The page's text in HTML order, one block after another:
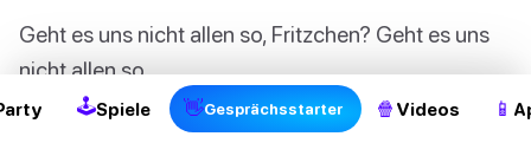
Geht es uns nicht allen so, Fritzchen? Geht es uns
nicht allen so.
🕹Spiele 👋Gesprächsstarter 🍿 Videos 📱